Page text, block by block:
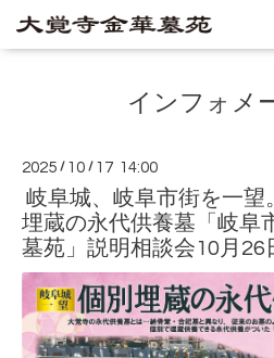
インフォメ
2025 / 10 / 17 14:00
岐阜城、岐阜市街を一望
埋蔵の永代供養墓「岐阜
墓苑」説明相談会10月26